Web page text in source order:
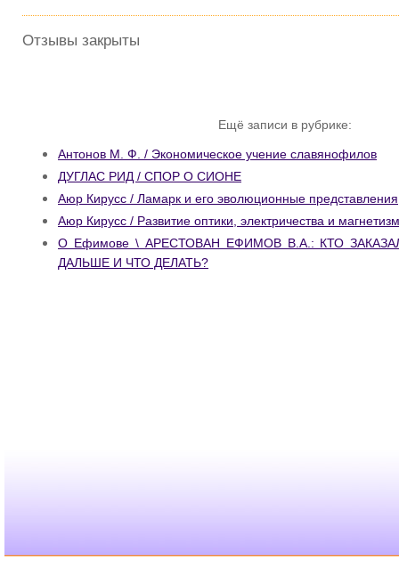
Отзывы закрыты
Ещё записи в рубрике:
Антонов М. Ф. / Экономическое учение славянофилов
ДУГЛАС РИД / СПОР О СИОНЕ
Аюр Кирусс / Ламарк и его эволюционные представления
Аюр Кирусс / Развитие оптики, электричества и
О Ефимове \ АРЕСТОВАН ЕФИМОВ В.А.: КТО
ДАЛЬШЕ И ЧТО ДЕЛАТЬ?